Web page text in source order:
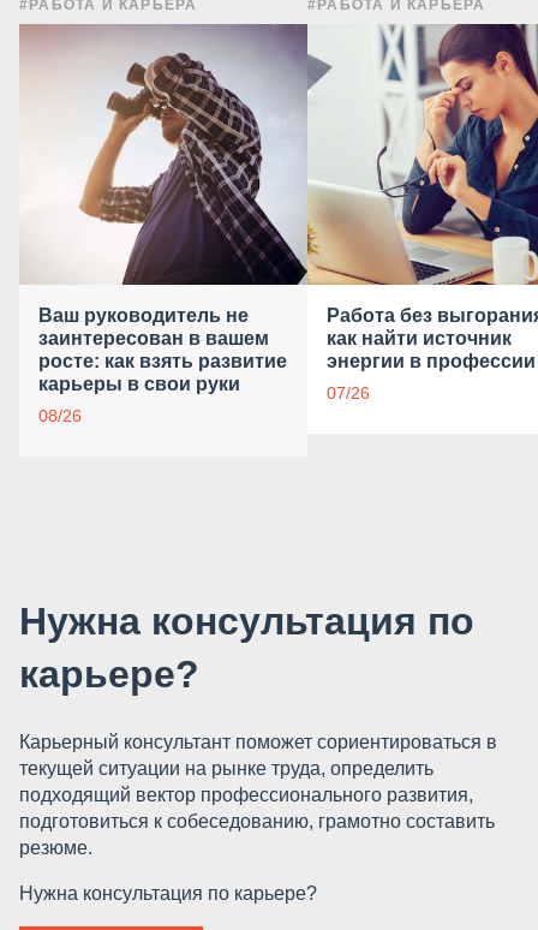
#РАБОТА И КАРЬЕРА
Ваш руководитель не
заинтересован в вашем
росте: как взять развитие
карьеры в свои руки
08/26
#РАБОТА И КАРЬЕРА
Работа без
как найти источник
энергии в профессии
07/26
Нужна консультация по
карьере?
Карьерный консультант поможет сориентироваться в
текущей ситуации на рынке труда, определить
подходящий вектор профессионального развития,
подготовиться к собеседованию, грамотно составить
резюме.
Нужна консультация по карьере?